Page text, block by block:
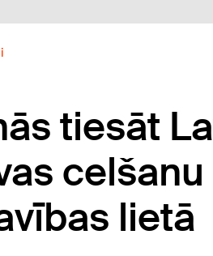
tiesāt
lietā